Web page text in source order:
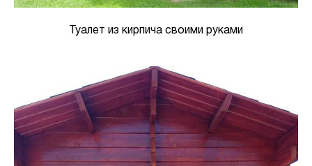
Туалет из кирпича своими руками